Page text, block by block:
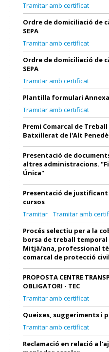
Tramitar amb certificat
Ordre de domiciliació de
SEPA
Tramitar amb certificat
Ordre de domiciliació de
SEPA
Tramitar amb certificat
Plantilla formulari Annexa
Tramitar amb certificat
Premi Comarcal de Treball
Batxillerat de l'Alt
Presentació de
altres administracions.
Única"
Presentació de
cursos
Tramitar
Tramitar amb
Procés selectiu per a la
borsa de treball temporal
Mitjà/ana, professional
comarcal de protecció
PROPOSTA CENTRE
OBLIGATORI - TEC
Tramitar amb certificat
Queixes, suggeriments i
Tramitar amb certificat
Reclamació en relació a